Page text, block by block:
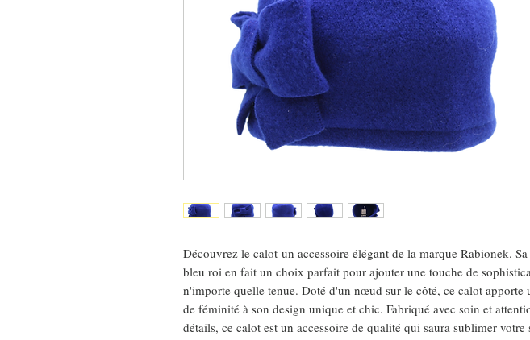
Découvrez le calot un accessoire élégant de la marque Rabionek.
bleu roi en fait un choix parfait pour ajouter une touche de
n'importe quelle tenue. Doté d'un nœud sur le côté, ce calot apporte
de féminité à son design unique et chic. Fabriqué avec soin et
détails, ce calot est un accessoire de qualité qui saura sublimer votre